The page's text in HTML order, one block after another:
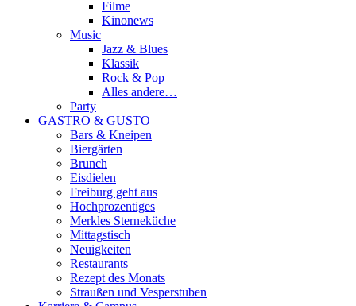
Filme
Kinonews
Music
Jazz & Blues
Klassik
Rock & Pop
Alles andere…
Party
GASTRO & GUSTO
Bars & Kneipen
Biergärten
Brunch
Eisdielen
Freiburg geht aus
Hochprozentiges
Merkles Sterneküche
Mittagstisch
Neuigkeiten
Restaurants
Rezept des Monats
Straußen und Vesperstuben